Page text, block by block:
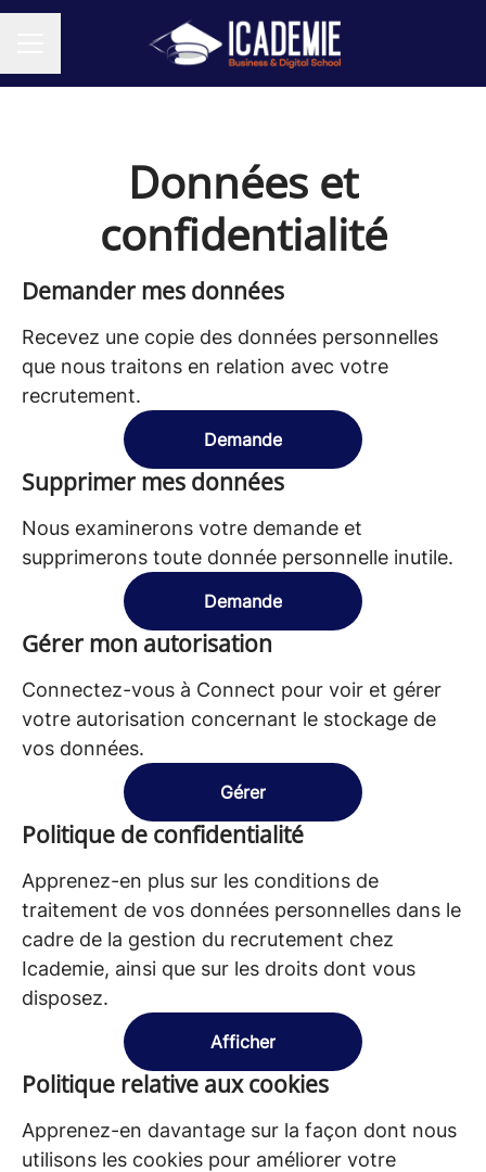
Données et
confidentialité
Demander mes données
Recevez une copie des données personnelles
que nous traitons en relation avec votre
recrutement.
Demande
Supprimer mes données
Nous examinerons votre demande et
supprimerons toute donnée personnelle inutile.
Demande
Gérer mon autorisation
Connectez-vous à Connect pour voir et gérer
votre autorisation concernant le stockage de
vos données.
Gérer
Politique de confidentialité
Apprenez-en plus sur les conditions de
traitement de vos données personnelles dans le
cadre de la gestion du recrutement chez
Icademie, ainsi que sur les droits dont vous
disposez.
Afficher
Politique relative aux cookies
Apprenez-en davantage sur la façon dont nous
utilisons les cookies pour améliorer votre